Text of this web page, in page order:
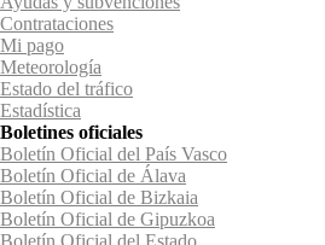
Contrataciones
Mi pago
Meteorología
Estado del tráfico
Estadística
Boletines oficiales
Boletín Oficial del País Vasco
Boletín Oficial de Álava
Boletín Oficial de Bizkaia
Boletín Oficial de Gipuzkoa
Boletín Oficial del Estado